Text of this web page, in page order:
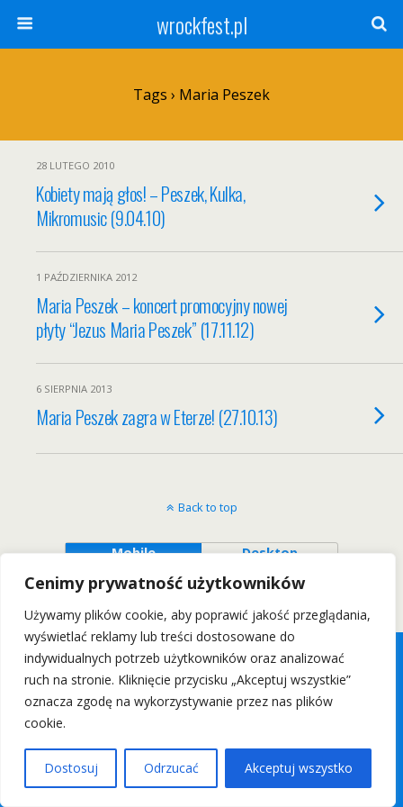
Cenimy prywatność użytkowników
Używamy plików cookie, aby poprawić jakość przeglądania,
wyświetlać reklamy lub treści dostosowane do
indywidualnych potrzeb użytkowników oraz analizować
ruch na stronie. Kliknięcie przycisku „Akceptuj wszystkie”
oznacza zgodę na wykorzystywanie przez nas plików
cookie.
Dostosuj Odrzucać Akceptuj wszystko
wrockfest.pl
Tags › Maria Peszek
28 LUTEGO 2010
Kobiety mają głos! – Peszek, Kulka,
Mikromusic (9.04.10)
1 PAŹDZIERNIKA 2012
Maria Peszek – koncert promocyjny nowej
płyty “Jezus Maria Peszek” (17.11.12)
6 SIERPNIA 2013
Maria Peszek zagra w Eterze! (27.10.13)
Back to top
Mobile Desktop
Wszelkie Prawa Zastrzeżone: wrockfest.pl 2011